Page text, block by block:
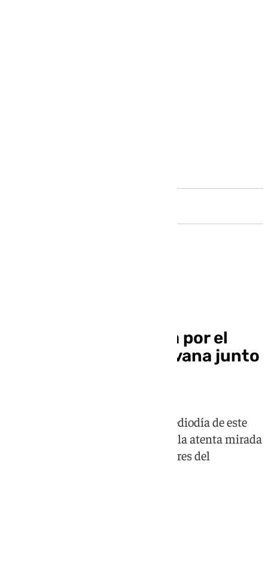
Sobresalto en Málaga por el
incendio de una caravana junto
El suceso ha tenido lugar en el mediodía de este
martes, en plena hora punta, bajo la atenta mirada
de decenas de clientes y trabajadores del